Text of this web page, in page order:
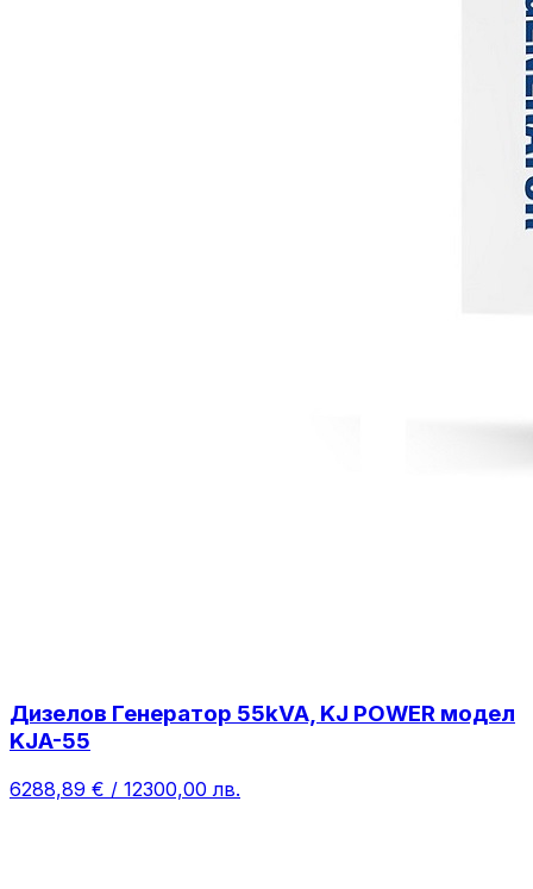
Дизелов Генератор 55kVA, KJ POWER модел
KJA-55
6288,89 € / 12300,00 лв.